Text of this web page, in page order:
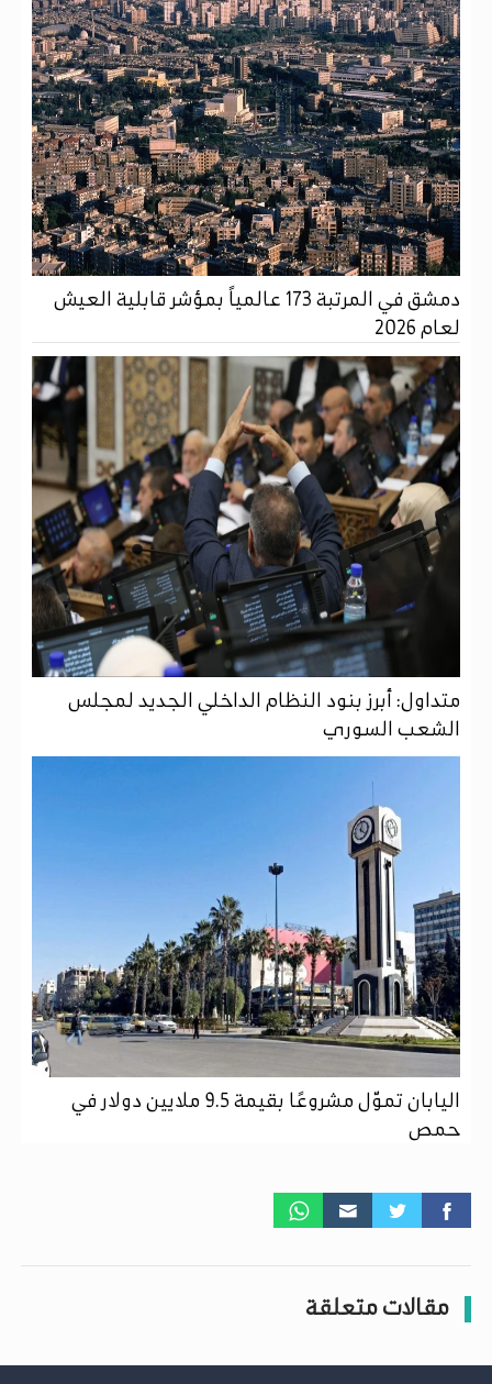
دمشق في المرتبة 173 عالمياً بمؤشر قابلية العيش
لعام 2026
متداول: أبرز بنود النظام الداخلي الجديد لمجلس
الشعب السوري
اليابان تموّل مشروعًا بقيمة 9.5 ملايين دولار في
حمص
مقالات متعلقة